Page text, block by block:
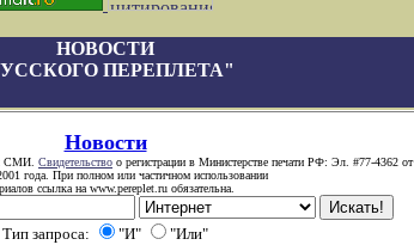
НОВОСТИ
ПЕРЕПЛЕТА"
Новости
СМИ. Свидетельство о регистрации в Министерстве печати РФ: Эл. #77-4362 от
года. При полном или частичном использовании
ссылка на www.pereplet.ru обязательна.
Тип запроса: "И" "Или"